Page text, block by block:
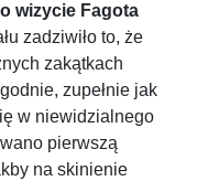
wizycie Fagota
zadziwiło to, że
zakątkach
zupełnie jak
w niewidzialnego
pierwszą
na skinienie